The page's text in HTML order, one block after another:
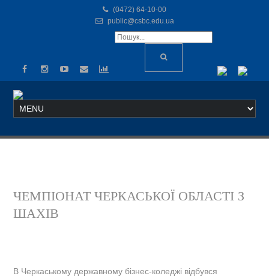
(0472) 64-10-00
public@csbc.edu.ua
ЧЕМПІОНАТ ЧЕРКАСЬКОЇ ОБЛАСТІ З
ШАХІВ
В Черкаському державному бізнес-коледжі відбувся